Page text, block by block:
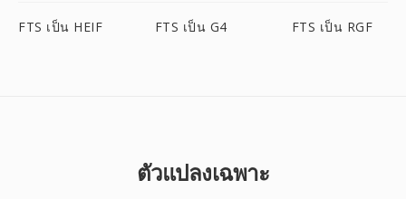
FTS เป็น HEIF FTS เป็น G4 FTS เป็น RGF
ตัวแปลงเฉพาะ